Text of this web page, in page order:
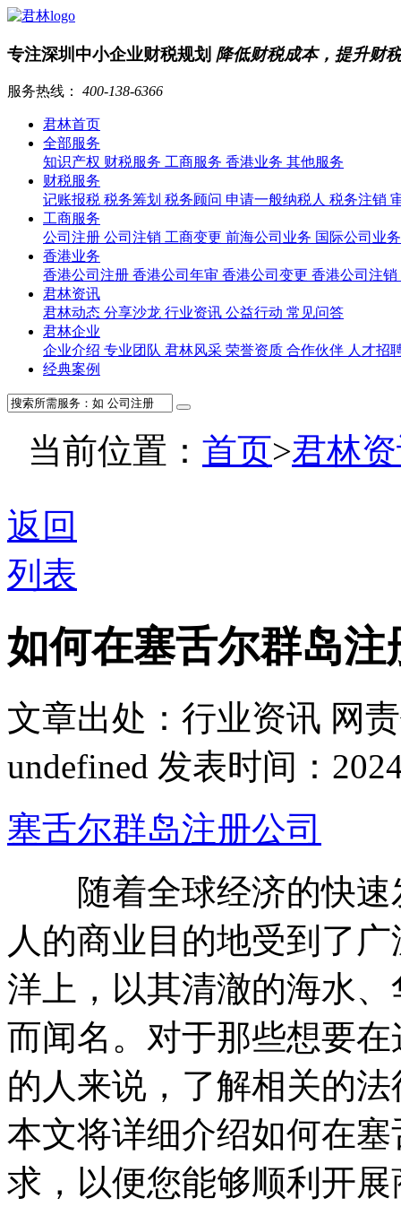
专注深圳中小企业财税规划 降低财税成本，提升财
服务热线： 400-138-6366
君林首页
全部服务
知识产权 财税服务 工商服务 香港业务 其他服务
财税服务
记账报税 税务筹划 税务顾问 申请一般纳税人 税务注销
工商服务
公司注册 公司注销 工商变更 前海公司业务 国际公司业
香港业务
香港公司注册 香港公司年审 香港公司变更 香港公司注销
君林资讯
君林动态 分享沙龙 行业资讯 公益行动 常见问答
君林企业
企业介绍 专业团队 君林风采 荣誉资质 合作伙伴 人才招
经典案例
当前位置： 首页>君林
返回
列表
如何在塞舌尔群岛
文章出处：行业资讯 网
undefined 发表时间：
塞舌尔群岛注册公司
随着全球经济的快速
人的商业目的地受到了
洋上，以其清澈的海水
而闻名。对于那些想要
的人来说，了解相关的
本文将详细介绍如何在
求，以便您能够顺利开